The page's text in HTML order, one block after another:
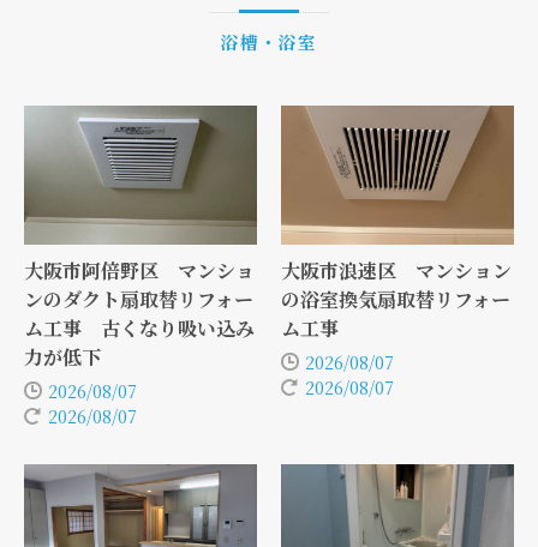
浴槽・浴室
大阪市阿倍野区 マンショ
ンのダクト扇取替リフォー
ム工事 古くなり吸い込み
力が低下
2026/08/07
2026/08/07
大阪市浪速区 マンション
の浴室換気扇取替リフォー
ム工事
2026/08/07
2026/08/07